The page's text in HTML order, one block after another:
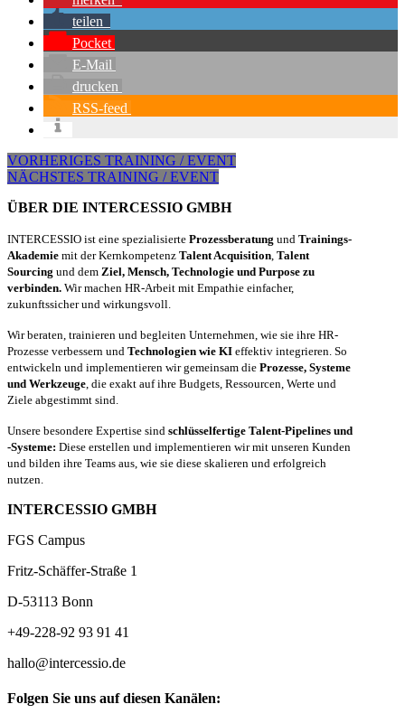
teilen
Pocket
E-Mail
drucken
RSS-feed
VORHERIGES TRAINING / EVENT
NÄCHSTES TRAINING / EVENT
ÜBER DIE INTERCESSIO GMBH
INTERCESSIO ist eine spezialisierte Prozessberatung und Trainings-
Akademie mit der Kernkompetenz Talent Acquisition, Talent
Sourcing und dem Ziel, Mensch, Technologie und Purpose zu
verbinden. Wir machen HR-Arbeit mit Empathie einfacher,
zukunftssicher und wirkungsvoll.
Wir beraten, trainieren und begleiten Unternehmen, wie sie ihre HR-
Prozesse verbessern und Technologien wie KI effektiv integrieren. So
entwickeln und implementieren wir gemeinsam die Prozesse, Systeme
und Werkzeuge, die exakt auf ihre Budgets, Ressourcen, Werte und
Ziele abgestimmt sind.
Unsere besondere Expertise sind schlüsselfertige Talent-Pipelines und
-Systeme: Diese erstellen und implementieren wir mit unseren Kunden
und bilden ihre Teams aus, wie sie diese skalieren und erfolgreich
nutzen.
INTERCESSIO GMBH
FGS Campus
Fritz-Schäffer-Straße 1
D-53113 Bonn
+49-228-92 93 91 41
hallo@intercessio.de
Folgen Sie uns auf diesen Kanälen: